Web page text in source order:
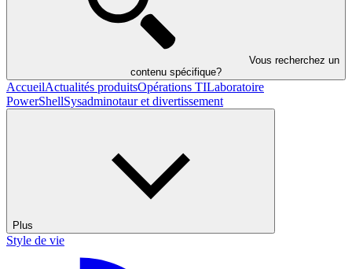
Vous recherchez un
contenu spécifique?
AccueilActualités produitsOpérations TILaboratoire
PowerShellSysadminotaur et divertissement
Plus
Style de vie